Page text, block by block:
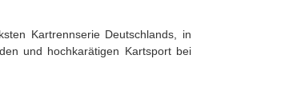
Kartrennserie Deutschlands, in
und hochkarätigen Kartsport bei